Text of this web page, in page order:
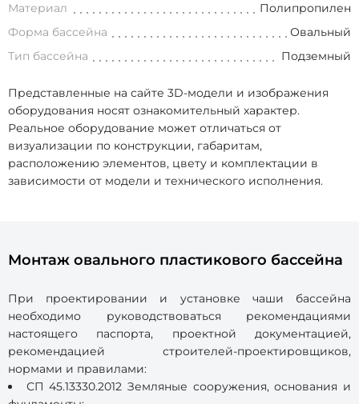
Материал
Полипропилен
Форма бассейна
Овальный
Тип бассейна
Подземный
Представленные на сайте 3D-модели и изображения
оборудования носят ознакомительный характер.
Реальное оборудование может отличаться от
визуализации по конструкции, габаритам,
расположению элементов, цвету и комплектации в
зависимости от модели и технического исполнения.
Монтаж овального пластикового бассейна
При проектировании и установке чаши бассейна
необходимо руководствоваться рекомендациями
настоящего паспорта, проектной документацией,
рекомендацией строителей-проектировщиков,
нормами и правилами:
СП 45.13330.2012 Земляные сооружения, основания и